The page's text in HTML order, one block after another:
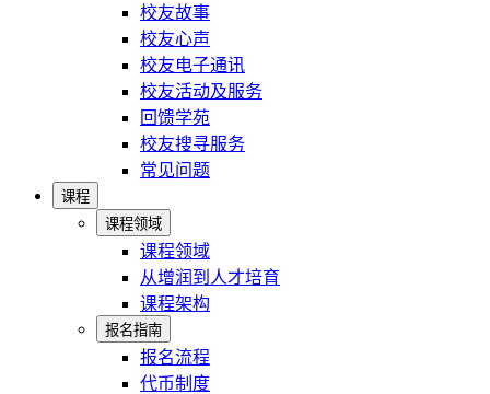
校友故事
校友心声
校友电子通讯
校友活动及服务
回馈学苑
校友搜寻服务
常见问题
课程
课程领域
课程领域
从增润到人才培育
课程架构
报名指南
报名流程
代币制度